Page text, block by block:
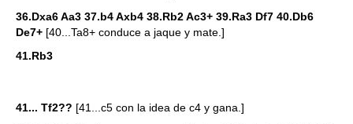
36.Dxa6 Aa3 37.b4 Axb4 38.Rb2 Ac3+ 39.Ra3 Df7 40.Db6
De7+ [40...Ta8+ conduce a jaque y mate.]
41.Rb3
41... Tf2?? [41...c5 con la idea de c4 y gana.]